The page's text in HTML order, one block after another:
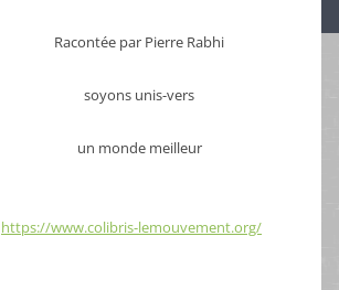
Racontée par Pierre Rabhi
soyons unis-vers
un monde meilleur
https://www.colibris-lemouvement.org/